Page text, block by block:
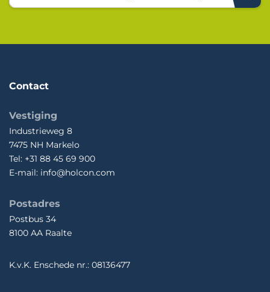
Contact
Vestiging
Industrieweg 8
7475 NH Markelo
Tel: +31 88 45 69 900
E-mail: info@holcon.com
Postadres
Postbus 34
8100 AA Raalte
K.v.K. Enschede nr.: 08136477